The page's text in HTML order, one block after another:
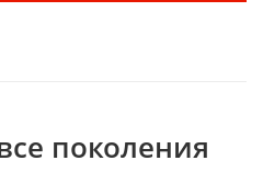
поколения